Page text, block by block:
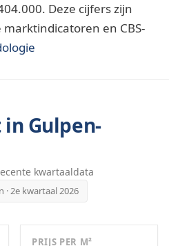
Deze cijfers zijn
en CBS-
in Gulpen-
kwartaaldata
2e kwartaal 2026
PRIJS PER M²